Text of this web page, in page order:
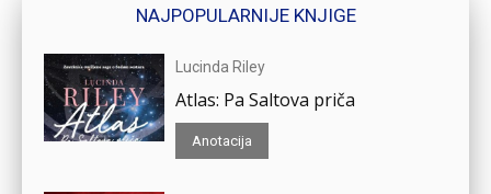
NAJPOPULARNIJE KNJIGE
Lucinda Riley
Atlas: Pa Saltova priča
Anotacija